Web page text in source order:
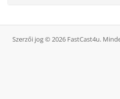
Szerzői jog © 2026 FastCast4u.